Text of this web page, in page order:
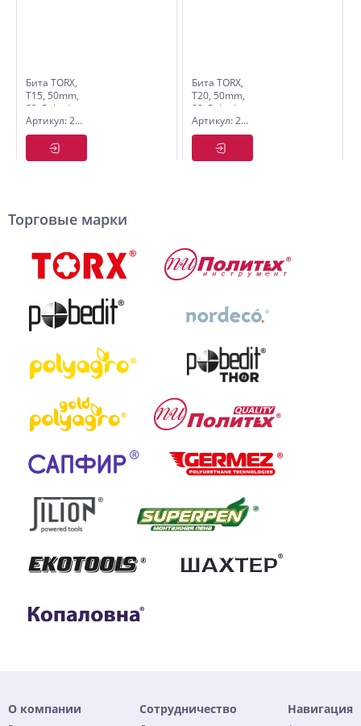
Бита TORX,
T15, 50mm,
S2, Pobedit
Артикул: 2621152
Бита TORX,
T20, 50mm,
S2, Pobedit
Артикул: 2621202
Торговые марки
О компании Сотрудничество Навигация